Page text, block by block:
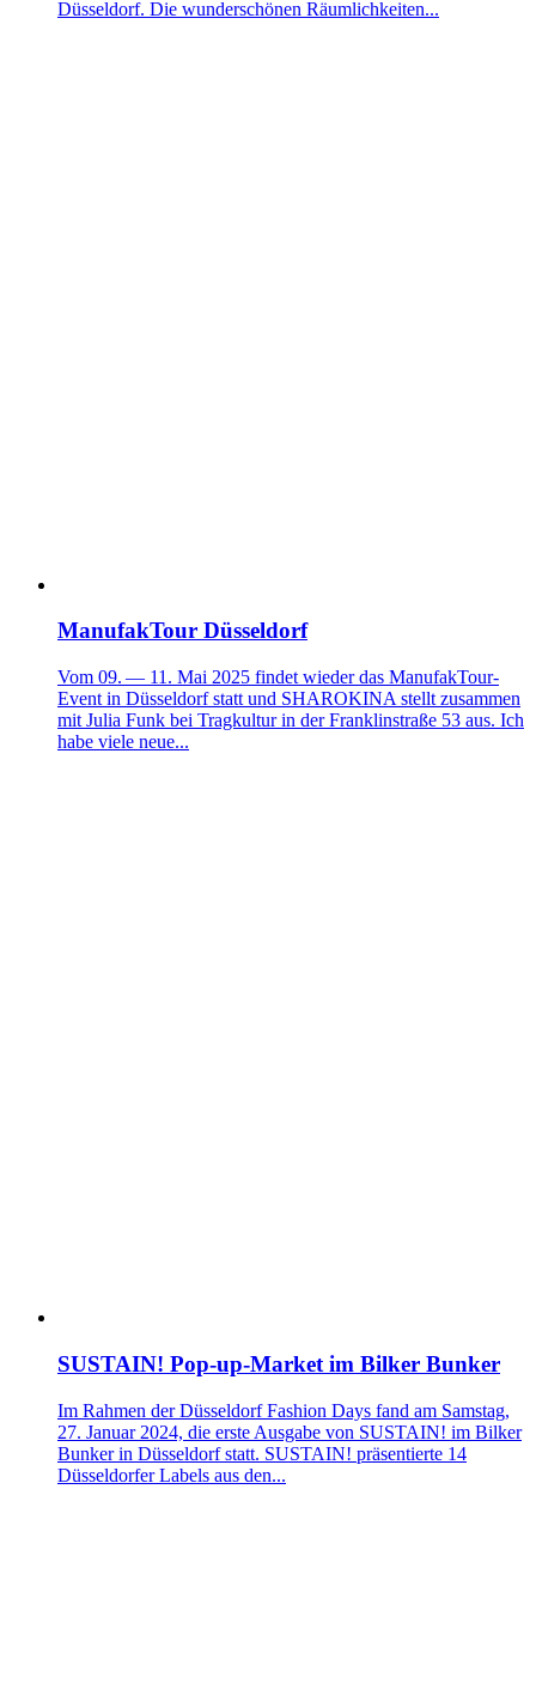
Düsseldorf. Die wunderschönen Räumlichkeiten...
ManufakTour Düsseldorf
Vom 09. — 11. Mai 2025 findet wieder das ManufakTour-
Event in Düsseldorf statt und SHAROKINA stellt zusammen
mit Julia Funk bei Tragkultur in der Franklinstraße 53 aus. Ich
habe viele neue...
SUSTAIN! Pop-up-Market im Bilker Bunker
Im Rahmen der Düsseldorf Fashion Days fand am Samstag,
27. Januar 2024, die erste Ausgabe von SUSTAIN! im Bilker
Bunker in Düsseldorf statt. SUSTAIN! präsentierte 14
Düsseldorfer Labels aus den...